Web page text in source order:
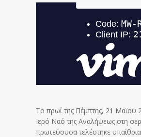
Το πρωί της Πέμπτης, 21 Μαϊου
Ιερό Ναό της Αναλήψεως στη
πρωτεύουσα τελέστηκε